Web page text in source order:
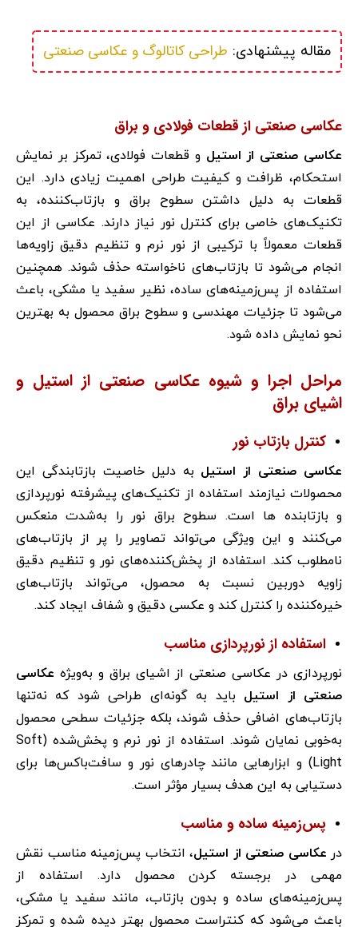
مقاله پیشنهادی: طراحی کاتالوگ و عکاسی صنعتی
عکاسی صنعتی از قطعات فولادی و براق
عکاسی صنعتی از استیل و قطعات فولادی، تمرکز بر نمایش
استحکام، ظرافت و کیفیت طراحی اهمیت زیادی دارد. این
قطعات به دلیل داشتن سطوح براق و بازتاب‌کننده، به
تکنیک‌های خاصی برای کنترل نور نیاز دارند. عکاسی از این
قطعات معمولاً با ترکیبی از نور نرم و تنظیم دقیق زاویه‌ها
انجام می‌شود تا بازتاب‌های ناخواسته حذف شوند. همچنین
استفاده از پس‌زمینه‌های ساده، نظیر سفید یا مشکی، باعث
می‌شود تا جزئیات مهندسی و سطوح براق محصول به بهترین
نحو نمایش داده شود.
مراحل اجرا و شیوه عکاسی صنعتی از استیل و
اشیای براق
کنترل بازتاب نور
عکاسی صنعتی از استیل به دلیل خاصیت بازتابندگی این
محصولات نیازمند استفاده از تکنیک‌های پیشرفته نورپردازی
و بازتابنده ها است. سطوح براق نور را به‌شدت منعکس
می‌کنند و این ویژگی می‌تواند تصاویر را پر از بازتاب‌های
نامطلوب کند. استفاده از پخش‌کننده‌های نور و تنظیم دقیق
زاویه دوربین نسبت به محصول، می‌تواند بازتاب‌های
خیره‌کننده را کنترل کند و عکسی دقیق و شفاف ایجاد کند.
استفاده از نورپردازی مناسب
نورپردازی در عکاسی صنعتی از اشیای براق و به‌ویژه عکاسی
صنعتی از استیل باید به گونه‌ای طراحی شود که نه‌تنها
بازتاب‌های اضافی حذف شوند، بلکه جزئیات سطحی محصول
به‌خوبی نمایان شوند. استفاده از نور نرم و پخش‌شده (Soft
Light) و ابزارهایی مانند چادرهای نور و سافت‌باکس‌ها برای
دستیابی به این هدف بسیار مؤثر است.
پس‌زمینه ساده و مناسب
در عکاسی صنعتی از استیل، انتخاب پس‌زمینه مناسب نقش
مهمی در برجسته کردن محصول دارد. استفاده از
پس‌زمینه‌های ساده و بدون بازتاب، مانند سفید یا مشکی،
باعث می‌شود که کنتراست محصول بهتر دیده شده و تمرکز